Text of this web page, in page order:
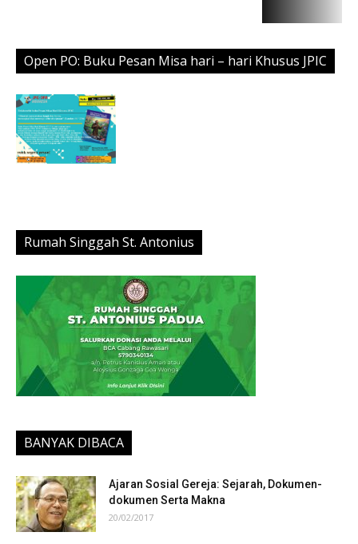
Open PO: Buku Pesan Misa hari – hari Khusus JPIC
Rumah Singgah St. Antonius
BANYAK DIBACA
Ajaran Sosial Gereja: Sejarah, Dokumen-
dokumen Serta Makna
20/02/2017